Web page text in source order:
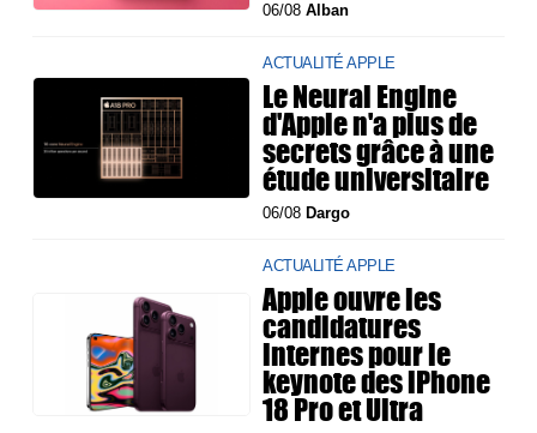
06/08Alban
ACTUALITÉ APPLE
Le Neural Engine
d'Apple n'a plus de
secrets grâce à une
étude universitaire
06/08 Dargo
ACTUALITÉ APPLE
Apple ouvre les
candidatures
internes pour le
keynote des iPhone
18 Pro et Ultra